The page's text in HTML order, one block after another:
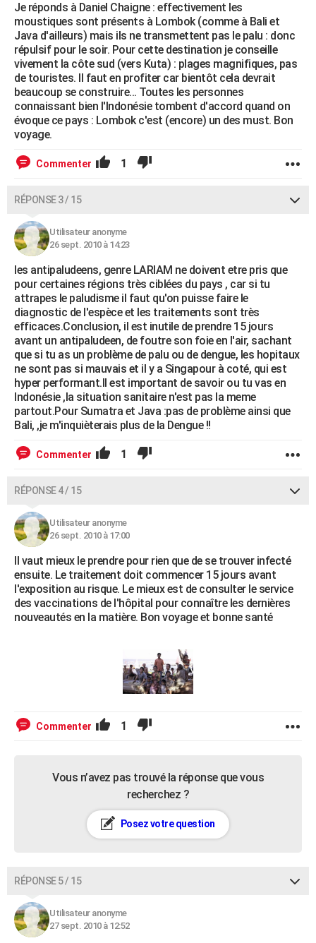
Je réponds à Daniel Chaigne : effectivement les
moustiques sont présents à Lombok (comme à Bali et
Java d'ailleurs) mais ils ne transmettent pas le palu : donc
répulsif pour le soir. Pour cette destination je conseille
vivement la côte sud (vers Kuta) : plages magnifiques, pas
de touristes. Il faut en profiter car bientôt cela devrait
beaucoup se construire... Toutes les personnes
connaissant bien l'Indonésie tombent d'accord quand on
évoque ce pays : Lombok c'est (encore) un des must. Bon
voyage.
Commenter 1
RÉPONSE 3 / 15
Utilisateur anonyme
26 sept. 2010 à 14:23
les antipaludeens, genre LARIAM ne doivent etre pris que
pour certaines régions très ciblées du pays , car si tu
attrapes le paludisme il faut qu'on puisse faire le
diagnostic de l'espèce et les traitements sont très
efficaces.Conclusion, il est inutile de prendre 15 jours
avant un antipaludeen, de foutre son foie en l'air, sachant
que si tu as un problème de palu ou de dengue, les hopitaux
ne sont pas si mauvais et il y a Singapour à coté, qui est
hyper performant.Il est important de savoir ou tu vas en
Indonésie ,la situation sanitaire n'est pas la meme
partout.Pour Sumatra et Java :pas de problème ainsi que
Bali, ,je m'inquièterais plus de la Dengue !!
Commenter 1
RÉPONSE 4 / 15
Utilisateur anonyme
26 sept. 2010 à 17:00
Il vaut mieux le prendre pour rien que de se trouver infecté
ensuite. Le traitement doit commencer 15 jours avant
l'exposition au risque. Le mieux est de consulter le service
des vaccinations de l'hôpital pour connaître les dernières
nouveautés en la matière. Bon voyage et bonne santé
Commenter 1
Vous n’avez pas trouvé la réponse que vous
recherchez ?
Posez votre question
RÉPONSE 5 / 15
Utilisateur anonyme
27 sept. 2010 à 12:52